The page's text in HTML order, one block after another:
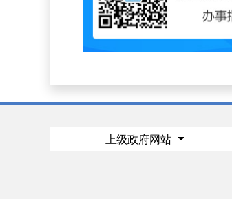
上级政府网站